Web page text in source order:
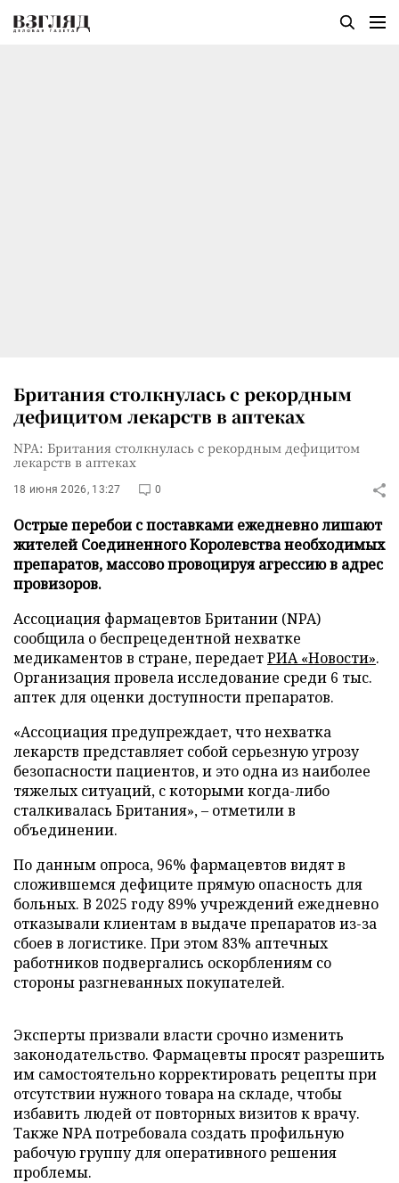
Британия столкнулась с рекордным
дефицитом лекарств в аптеках
NPA: Британия столкнулась с рекордным дефицитом
лекарств в аптеках
18 июня 2026, 13:27 0
Острые перебои с поставками ежедневно лишают
жителей Соединенного Королевства необходимых
препаратов, массово провоцируя агрессию в адрес
провизоров.
Ассоциация фармацевтов Британии (NPA)
сообщила о беспрецедентной нехватке
медикаментов в стране, передаетРИА «Новости».
Организация провела исследование среди 6 тыс.
аптек для оценки доступности препаратов.
«Ассоциация предупреждает, что нехватка
лекарств представляет собой серьезную угрозу
безопасности пациентов, и это одна из наиболее
тяжелых ситуаций, с которыми когда-либо
сталкивалась Британия», – отметили в
объединении.
По данным опроса, 96% фармацевтов видят в
сложившемся дефиците прямую опасность для
больных. В 2025 году 89% учреждений ежедневно
отказывали клиентам в выдаче препаратов из-за
сбоев в логистике. При этом 83% аптечных
работников подвергались оскорблениям со
стороны разгневанных покупателей.
Эксперты призвали власти срочно изменить
законодательство. Фармацевты просят разрешить
им самостоятельно корректировать рецепты при
отсутствии нужного товара на складе, чтобы
избавить людей от повторных визитов к врачу.
Также NPA потребовала создать профильную
рабочую группу для оперативного решения
проблемы.